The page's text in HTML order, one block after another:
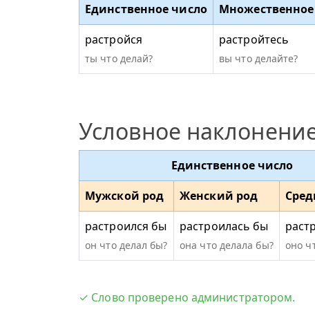
Единственное число
растройся
ты что делай?
растройтесь
вы что делайте?
Условное
Единственное число
Мужской род Женский род
растроился бы
он что делал бы?
растроилась бы
она что делала бы? оно
✓ Слово проверено администратором.